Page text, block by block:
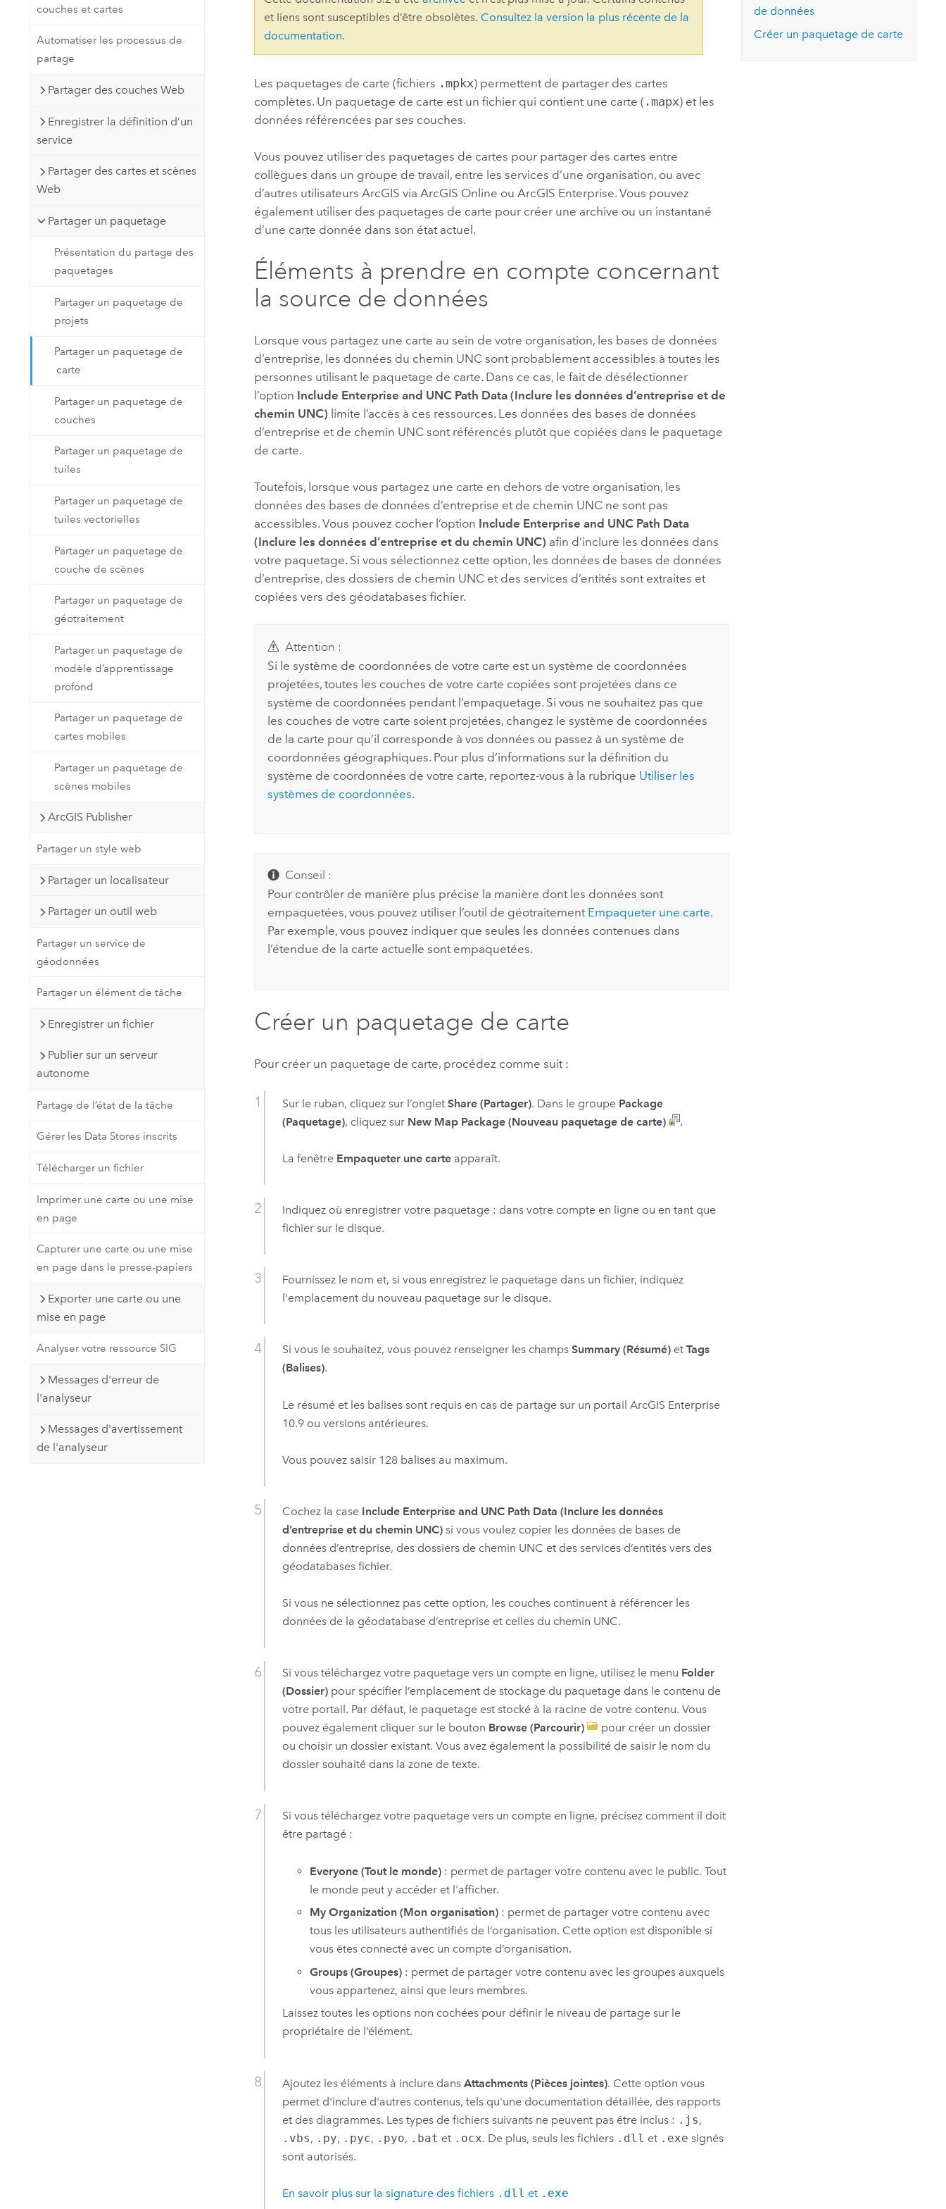
Créer des applications de
Découvrir ArcGIS Pro
Ressources naturelles Explorer ce cours
professionnels et
perspectives et
l’univers
Lire le récit
couches et cartes
Automatiser les processus de
partage
Partager des couches Web
Enregistrer la définition d’un
service
Partager des cartes et scènes
Web
Partager un paquetage
Présentation du partage des
paquetages
Partager un paquetage de
projets
Partager un paquetage de
carte
Partager un paquetage de
couches
Partager un paquetage de
tuiles
Partager un paquetage de
tuiles vectorielles
Partager un paquetage de
couche de scènes
Partager un paquetage de
géotraitement
Partager un paquetage de
modèle d’apprentissage
profond
Partager un paquetage de
cartes mobiles
Partager un paquetage de
scènes mobiles
ArcGIS Publisher
Partager un style web
Partager un localisateur
Partager un outil web
Partager un service de
géodonnées
Partager un élément de tâche
Enregistrer un fichier
Publier sur un serveur
autonome
Partage de l’état de la tâche
Gérer les Data Stores inscrits
Télécharger un fichier
Imprimer une carte ou une mise
en page
Capturer une carte ou une mise
en page dans le presse-papiers
Exporter une carte ou une
mise en page
Analyser votre ressource SIG
Messages d'erreur de
l'analyseur
Messages d'avertissement
de l'analyseur
et liens sont susceptibles d’être obsolètes. Consultez la version la plus récente de la
documentation.
Les paquetages de carte (fichiers .mpkx) permettent de partager des cartes
complètes. Un paquetage de carte est un fichier qui contient une carte ( .mapx) et les
données référencées par ses couches.
Vous pouvez utiliser des paquetages de cartes pour partager des cartes entre
collègues dans un groupe de travail, entre les services d’une organisation, ou avec
d’autres utilisateurs ArcGIS viaArcGIS Online ouArcGIS Enterprise. Vous pouvez
également utiliser des paquetages de carte pour créer une archive ou un instantané
d’une carte donnée dans son état actuel.
Éléments à prendre en compte concernant
la source de données
Lorsque vous partagez une carte au sein de votre organisation, les bases de données
d’entreprise, les données du chemin UNC sont probablement accessibles à toutes les
personnes utilisant le paquetage de carte. Dans ce cas, le fait de désélectionner
l’option Include Enterprise and UNC Path Data (Inclure les données d’entreprise et de
chemin UNC) limite l’accès à ces ressources. Les données des bases de données
d’entreprise et de chemin UNC sont référencés plutôt que copiées dans le paquetage
de carte.
Toutefois, lorsque vous partagez une carte en dehors de votre organisation, les
données des bases de données d’entreprise et de chemin UNC ne sont pas
accessibles. Vous pouvez cocher l’option Include Enterprise and UNC Path Data
(Inclure les données d’entreprise et du chemin UNC) afin d’inclure les données dans
votre paquetage. Si vous sélectionnez cette option, les données de bases de données
d’entreprise, des dossiers de chemin UNC et des services d’entités sont extraites et
copiées vers des géodatabases fichier.
Attention :
Si le système de coordonnées de votre carte est un système de coordonnées
projetées, toutes les couches de votre carte copiées sont projetées dans ce
système de coordonnées pendant l’empaquetage. Si vous ne souhaitez pas que
les couches de votre carte soient projetées, changez le système de coordonnées
de la carte pour qu’il corresponde à vos données ou passez à un système de
coordonnées géographiques. Pour plus d’informations sur la définition du
système de coordonnées de votre carte, reportez-vous à la rubrique Utiliser les
systèmes de coordonnées.
Conseil :
Pour contrôler de manière plus précise la manière dont les données sont
empaquetées, vous pouvez utiliser l’outil de géotraitement Empaqueter une carte.
Par exemple, vous pouvez indiquer que seules les données contenues dans
l’étendue de la carte actuelle sont empaquetées.
Créer un paquetage de carte
Pour créer un paquetage de carte, procédez comme suit :
Sur le ruban, cliquez sur l’ongletShare (Partager). Dans le groupe Package
(Paquetage), cliquez sur New Map Package (Nouveau paquetage de carte) .
La fenêtre Empaqueter une carte apparaît.
Indiquez où enregistrer votre paquetage : dans votre compte en ligne ou en tant que
fichier sur le disque.
Fournissez le nom et, si vous enregistrez le paquetage dans un fichier, indiquez
l'emplacement du nouveau paquetage sur le disque.
Si vous le souhaitez, vous pouvez renseigner les champsSummary (Résumé) etTags
(Balises).
Le résumé et les balises sont requis en cas de partage sur un portailArcGIS Enterprise
10.9 ou versions antérieures.
Vous pouvez saisir 128 balises au maximum.
Cochez la case Include Enterprise and UNC Path Data (Inclure les données
d’entreprise et du chemin UNC) si vous voulez copier les données de bases de
données d’entreprise, des dossiers de chemin UNC et des services d’entités vers des
géodatabases fichier.
Si vous ne sélectionnez pas cette option, les couches continuent à référencer les
données de la géodatabase d’entreprise et celles du chemin UNC.
Si vous téléchargez votre paquetage vers un compte en ligne, utilisez le menu Folder
(Dossier) pour spécifier l’emplacement de stockage du paquetage dans le contenu de
votre portail. Par défaut, le paquetage est stocké à la racine de votre contenu. Vous
pouvez également cliquer sur le bouton Browse (Parcourir)
pour créer un dossier
ou choisir un dossier existant. Vous avez également la possibilité de saisir le nom du
dossier souhaité dans la zone de texte.
Si vous téléchargez votre paquetage vers un compte en ligne, précisez comment il doit
être partagé :
Everyone (Tout le monde): permet de partager votre contenu avec le public. Tout
le monde peut y accéder et l'afficher.
My Organization (Mon organisation): permet de partager votre contenu avec
tous les utilisateurs authentifiés de l’organisation. Cette option est disponible si
vous êtes connecté avec un compte d’organisation.
Groups (Groupes): permet de partager votre contenu avec les groupes auxquels
vous appartenez, ainsi que leurs membres.
Laissez toutes les options non cochées pour définir le niveau de partage sur le
propriétaire de l’élément.
Ajoutez les éléments à inclure dansAttachments (Pièces jointes). Cette option vous
permet d'inclure d'autres contenus, tels qu'une documentation détaillée, des rapports
et des diagrammes. Les types de fichiers suivants ne peuvent pas être inclus : .js,
.vbs, .py, .pyc, .pyo, .bat et .ocx. De plus, seuls les fichiers .dll et .exe signés
sont autorisés.
En savoir plus sur la signature des fichiers .dll et .exe
de données
Créer un paquetage de carte